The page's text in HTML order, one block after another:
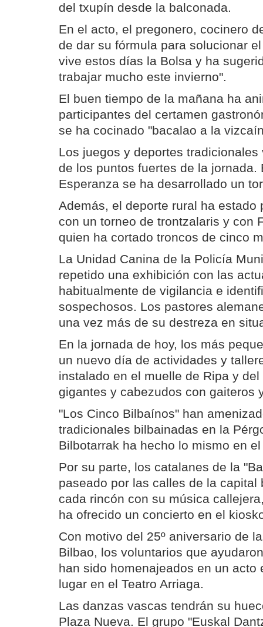
del txupín desde la balconada.
En el acto, el pregonero, cocinero
de dar su fórmula para solucionar
vive estos días la Bolsa y ha
trabajar mucho este invierno".
El buen tiempo de la mañana ha
participantes del certamen
se ha cocinado "bacalao a la
Los juegos y deportes
de los puntos fuertes de la jornada.
Esperanza se ha desarrollado un
Además, el deporte rural ha estado
con un torneo de trontzalaris y con
quien ha cortado troncos de cinco
La Unidad Canina de la Policía
repetido una exhibición con las
habitualmente de vigilancia e
sospechosos. Los pastores
una vez más de su destreza en
En la jornada de hoy, los más
un nuevo día de actividades y
instalado en el muelle de Ripa y
gigantes y cabezudos con gaiteros
"Los Cinco Bilbaínos" han
tradicionales bilbainadas en la
Bilbotarrak ha hecho lo mismo en
Por su parte, los catalanes de la
paseado por las calles de la capital
cada rincón con su música
ha ofrecido un concierto en el
Con motivo del 25º aniversario de
Bilbao, los voluntarios que
han sido homenajeados en un acto
lugar en el Teatro Arriaga.
Las danzas vascas tendrán su
Plaza Nueva. El grupo "Euskal